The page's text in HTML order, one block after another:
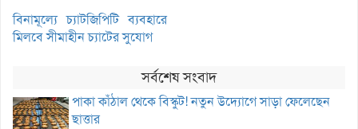
বিনামূল্যে চ্যাটজিপিটি ব্যবহারে
মিলবে সীমাহীন চ্যাটের সুযোগ
সর্বশেষ সংবাদ
পাকা কাঁঠাল থেকে বিস্কুট! নতুন উদ্যোগে সাড়া ফেলেছেন
ছাত্তার